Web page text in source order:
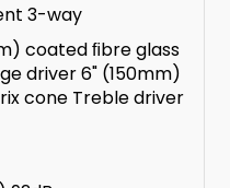
3-way
coated ﬁbre glass
driver 6" (150mm)
cone Treble driver